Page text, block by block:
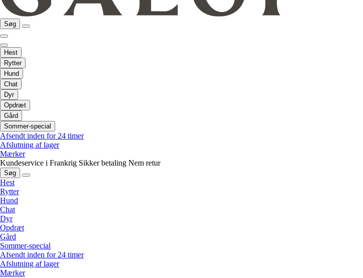
Søg
Hest
Rytter
Hund
Chat
Dyr
Opdræt
Gård
Sommer-special
Afsendt inden for 24 timer
Afslutning af lager
Mærker
Kundeservice i Frankrig Sikker betaling Nem retur
Søg
Hest
Rytter
Hund
Chat
Dyr
Opdræt
Gård
Sommer-special
Afsendt inden for 24 timer
Afslutning af lager
Mærker